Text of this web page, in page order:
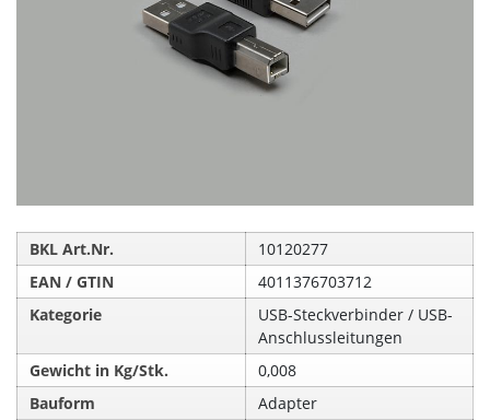
BKL Art.Nr.
10120277
EAN / GTIN
4011376703712
Kategorie
USB-Steckverbinder / USB-
Anschlussleitungen
Gewicht in Kg/Stk.
0,008
Bauform
Adapter